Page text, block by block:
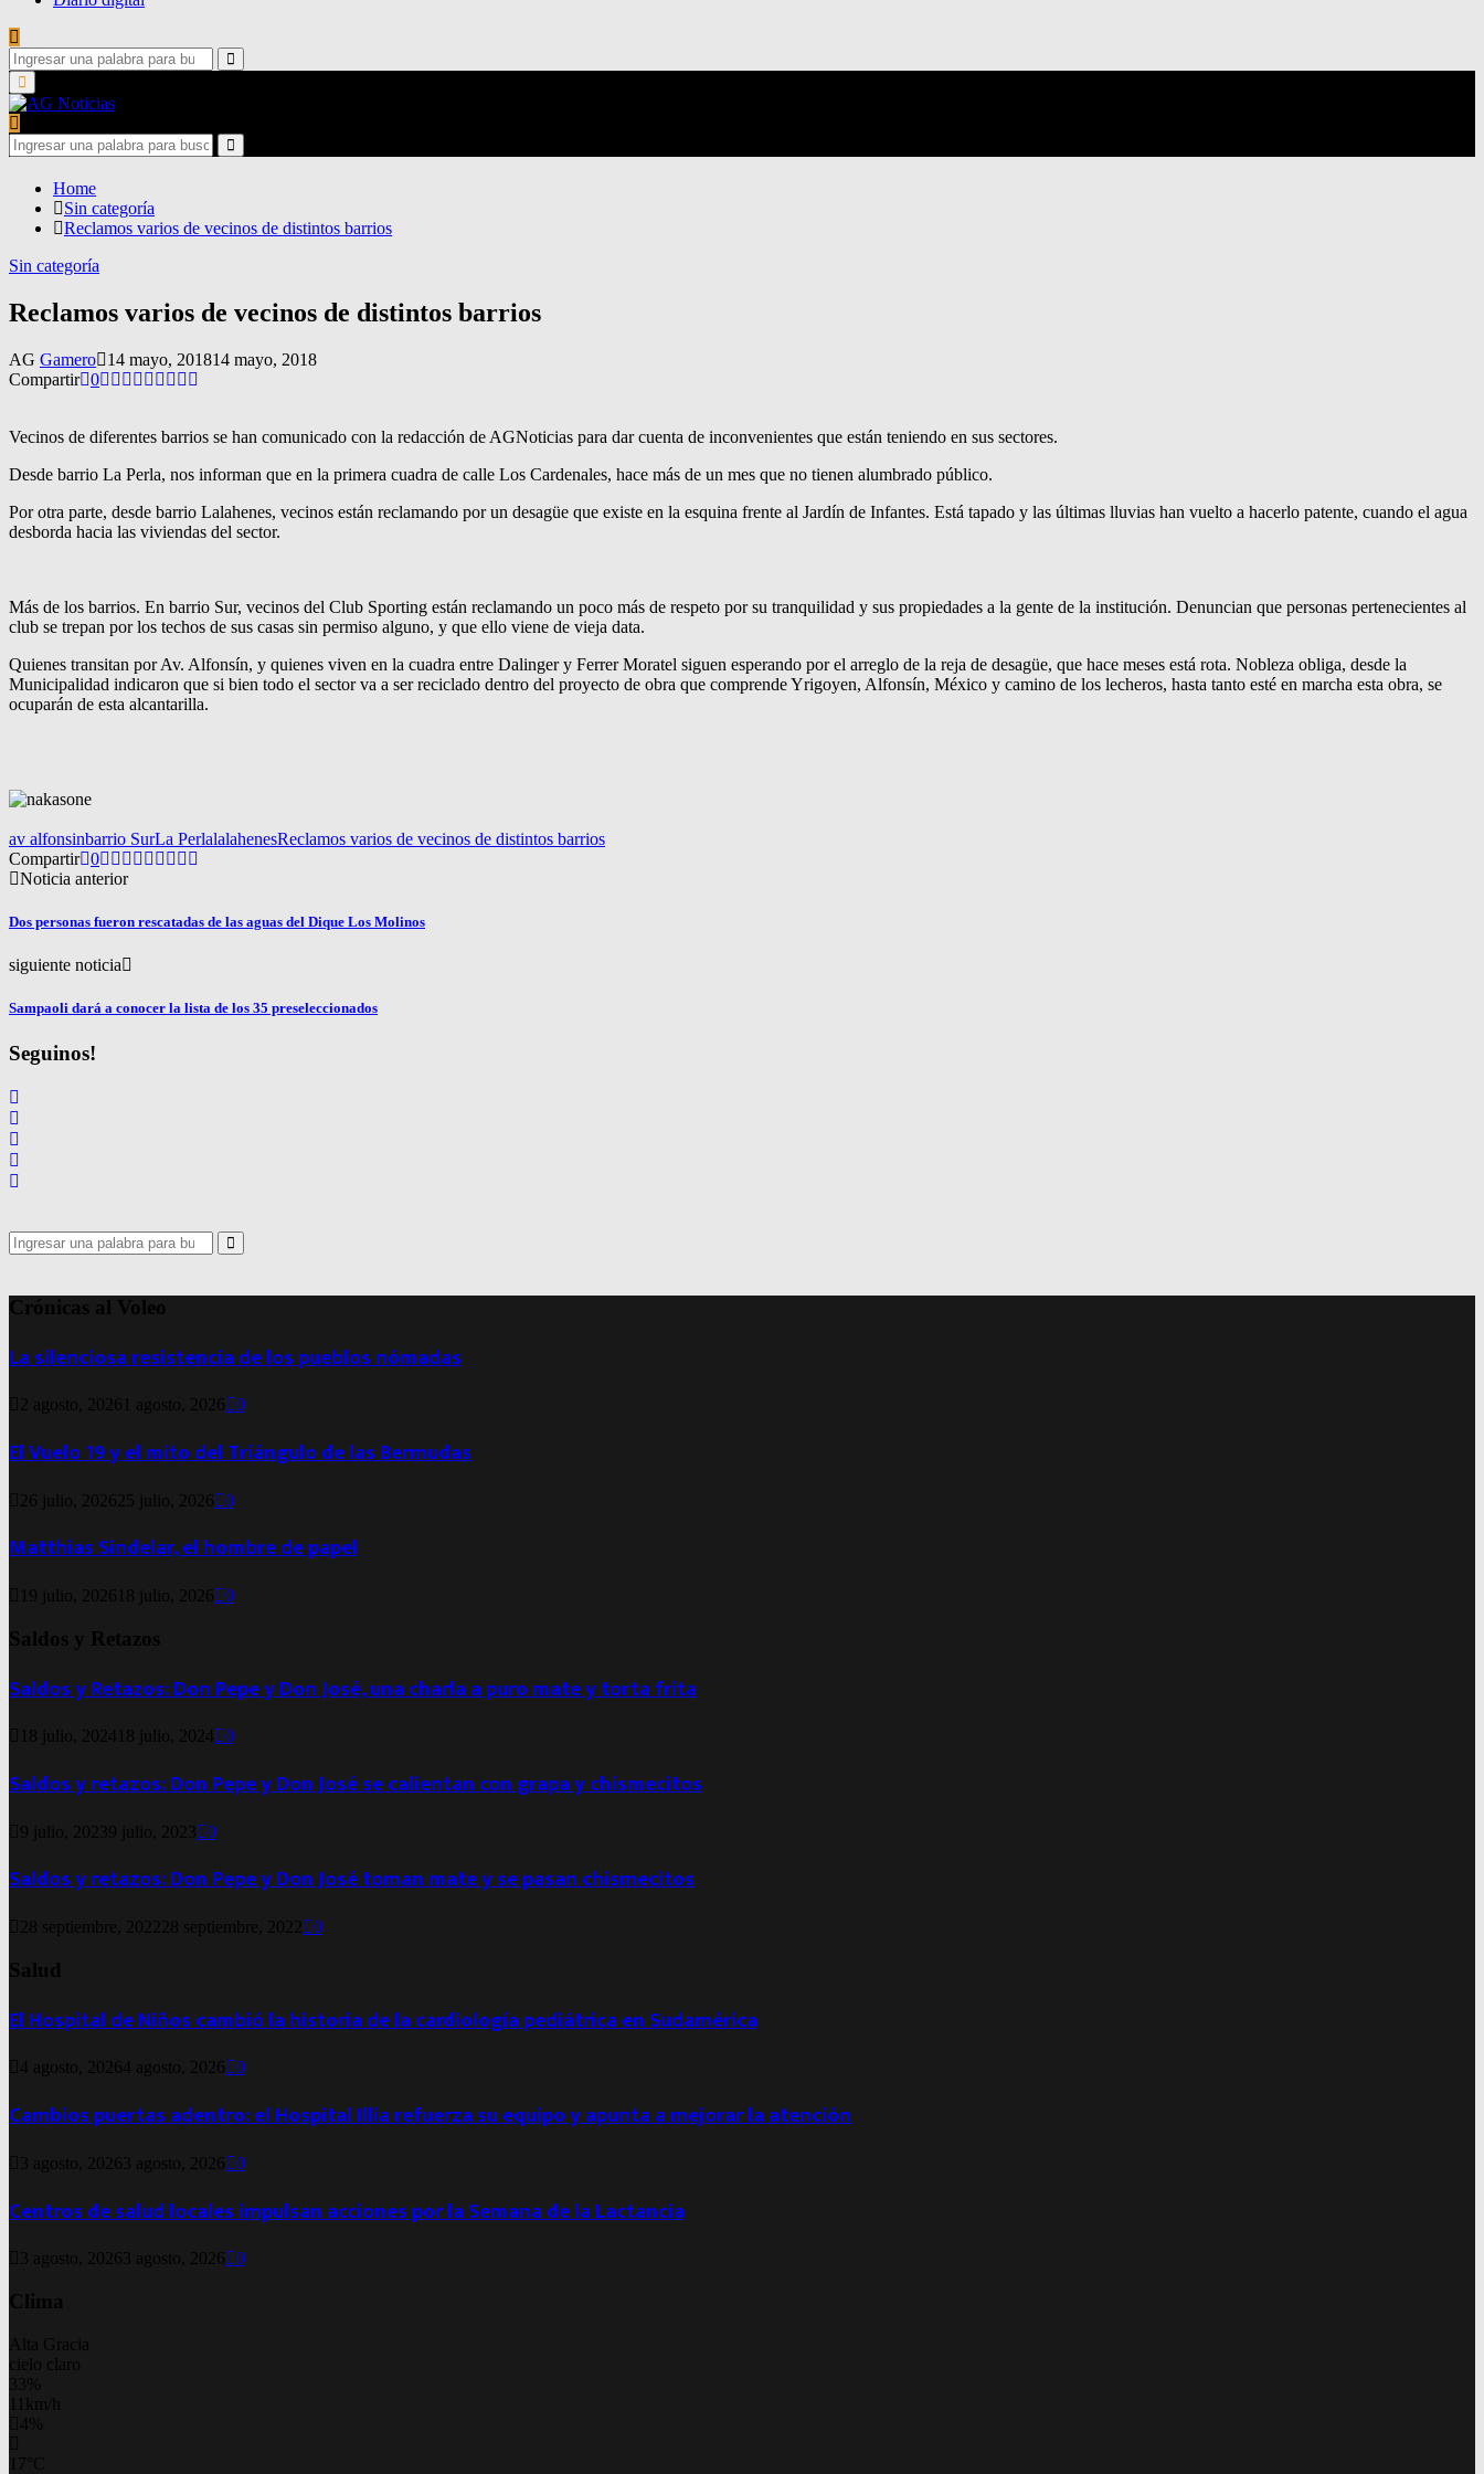
Search
for:
Search
Primary
Menu
Search
for:
Search
Home
Sin categoría
Reclamos varios de vecinos de distintos barrios
Sin categoría
Reclamos varios de vecinos de distintos barrios
AG Gamero 14 mayo, 201814 mayo, 2018
Compartir 0
Vecinos de diferentes barrios se han comunicado con la redacción de AGNoticias para dar cuenta de inconvenientes que están teniendo en sus sectores.
Desde barrio La Perla, nos informan que en la primera cuadra de calle Los Cardenales, hace más de un mes que no tienen alumbrado público.
Por otra parte, desde barrio Lalahenes, vecinos están reclamando por un desagüe que existe en la esquina frente al Jardín de Infantes. Está tapado y las últimas lluvias han vuelto a hacerlo patente, cuando el agua
desborda hacia las viviendas del sector.
Más de los barrios. En barrio Sur, vecinos del Club Sporting están reclamando un poco más de respeto por su tranquilidad y sus propiedades a la gente de la institución. Denuncian que personas pertenecientes al
club se trepan por los techos de sus casas sin permiso alguno, y que ello viene de vieja data.
Quienes transitan por Av. Alfonsín, y quienes viven en la cuadra entre Dalinger y Ferrer Moratel siguen esperando por el arreglo de la reja de desagüe, que hace meses está rota. Nobleza obliga, desde la
Municipalidad indicaron que si bien todo el sector va a ser reciclado dentro del proyecto de obra que comprende Yrigoyen, Alfonsín, México y camino de los lecheros, hasta tanto esté en marcha esta obra, se
ocuparán de esta alcantarilla.
av alfonsinbarrio SurLa PerlalalahenesReclamos varios de vecinos de distintos barrios
Compartir 0
Noticia anterior
Dos personas fueron rescatadas de las aguas del Dique Los Molinos
siguiente noticia
Sampaoli dará a conocer la lista de los 35 preseleccionados
Seguinos!
Search
for:
Search
Crónicas al Voleo
La silenciosa resistencia de los pueblos nómadas
2 agosto, 2026 1 agosto, 2026 0
El Vuelo 19 y el mito del Triángulo de las Bermudas
26 julio, 2026 25 julio, 2026 0
Matthias Sindelar, el hombre de papel
19 julio, 2026 18 julio, 2026 0
Saldos y Retazos
Saldos y Retazos: Don Pepe y Don José, una charla a puro mate y torta frita
18 julio, 2024 18 julio, 2024 0
Saldos y retazos: Don Pepe y Don José se calientan con grapa y chismecitos
9 julio, 20239 julio, 2023 0
Saldos y retazos: Don Pepe y Don José toman mate y se pasan chismecitos
28 septiembre, 2022 28 septiembre, 2022 0
Salud
El Hospital de Niños cambió la historia de la cardiología pediátrica en Sudamérica
4 agosto, 20264 agosto, 2026 0
Cambios puertas adentro: el Hospital Illia refuerza su equipo y apunta a mejorar la atención
3 agosto, 2026 3 agosto, 2026 0
Centros de salud locales impulsan acciones por la Semana de la Lactancia
3 agosto, 2026 3 agosto, 2026 0
Clima
Alta Gracia
cielo claro
33%
11km/h
4%
17 C